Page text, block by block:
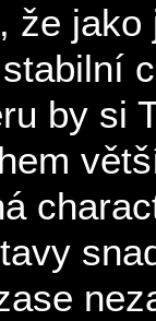
že
by si